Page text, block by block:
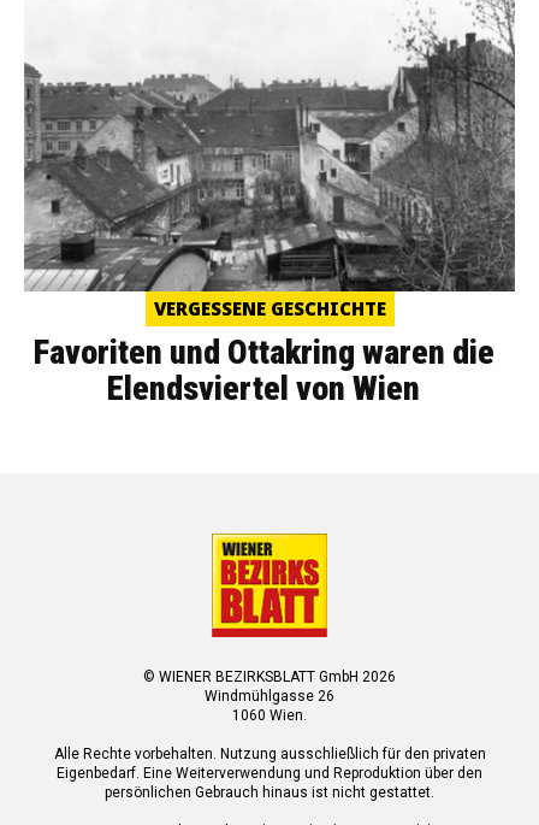
VERGESSENE GESCHICHTE
Favoriten und Ottakring waren die
Elendsviertel von Wien
© WIENER BEZIRKSBLATT GmbH 2026
Windmühlgasse 26
1060 Wien.
Alle Rechte vorbehalten. Nutzung ausschließlich für den privaten
Eigenbedarf. Eine Weiterverwendung und Reproduktion über den
persönlichen Gebrauch hinaus ist nicht gestattet.